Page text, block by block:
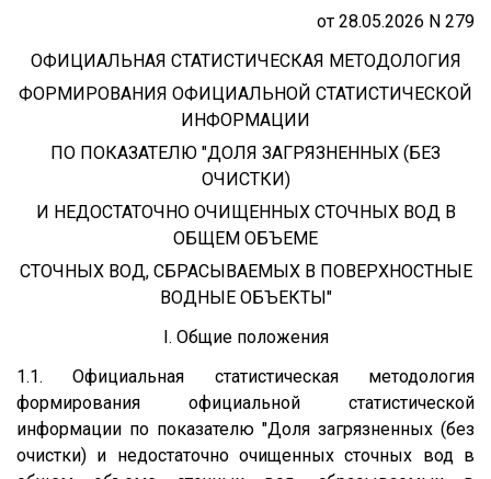
от 28.05.2026 N 279
ОФИЦИАЛЬНАЯ СТАТИСТИЧЕСКАЯ МЕТОДОЛОГИЯ
ФОРМИРОВАНИЯ ОФИЦИАЛЬНОЙ СТАТИСТИЧЕСКОЙ
ИНФОРМАЦИИ
ПО ПОКАЗАТЕЛЮ "ДОЛЯ ЗАГРЯЗНЕННЫХ (БЕЗ
ОЧИСТКИ)
И НЕДОСТАТОЧНО ОЧИЩЕННЫХ СТОЧНЫХ ВОД В
ОБЩЕМ ОБЪЕМЕ
СТОЧНЫХ ВОД, СБРАСЫВАЕМЫХ В ПОВЕРХНОСТНЫЕ
ВОДНЫЕ ОБЪЕКТЫ"
I. Общие положения
1.1. Официальная статистическая методология
формирования официальной статистической
информации по показателю "Доля загрязненных (без
очистки) и недостаточно очищенных сточных вод в